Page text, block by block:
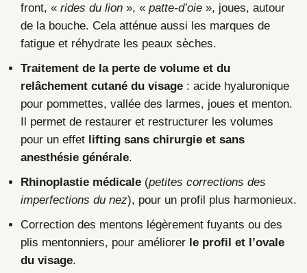
front, « rides du lion », « patte-d’oie », joues, autour
de la bouche. Cela atténue aussi les marques de
fatigue et réhydrate les peaux sèches.
Traitement de la perte de volume et du
relâchement cutané du visage : acide hyaluronique
pour pommettes, vallée des larmes, joues et menton.
Il permet de restaurer et restructurer les volumes
pour un effet lifting sans chirurgie et sans
anesthésie générale.
Rhinoplastie médicale (petites corrections des
imperfections du nez), pour un profil plus harmonieux.
Correction des mentons légèrement fuyants ou des
plis mentonniers, pour améliorer le profil et l’ovale
du visage.